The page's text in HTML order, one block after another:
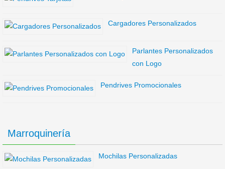
Cargadores Personalizados
Parlantes Personalizados
con Logo
Pendrives Promocionales
Marroquinería
Mochilas Personalizadas